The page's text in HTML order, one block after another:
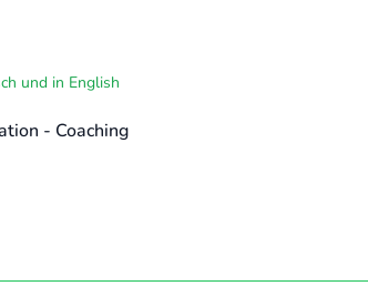
und in English
- Coaching